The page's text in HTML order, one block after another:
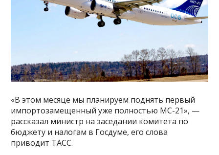
«В этом месяце мы планируем поднять первый
импортозамещенный уже полностью МС-21», —
рассказал министр на заседании комитета по
бюджету и налогам в Госдуме, его слова
приводит ТАСС.